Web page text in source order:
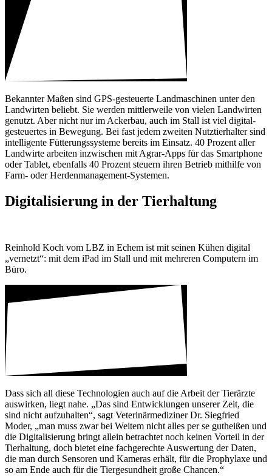
Bekannter Maßen sind GPS-gesteu­erte Land­ma­schinen unter den
Land­wirten beliebt. Sie werden mitt­ler­weile von vielen Land­wirten
genutzt. Aber nicht nur im Ackerbau, auch im Stall ist viel digital-
gesteu­ertes in Bewe­gung. Bei fast jedem zweiten Nutz­tier­halter sind
intel­li­gente Fütte­rungs­sys­teme bereits im Einsatz. 40 Prozent aller
Land­wirte arbeiten inzwi­schen mit Agrar-Apps für das Smart­phone
oder Tablet, eben­falls 40 Prozent steuern ihren Betrieb mithilfe von
Farm- oder Herden­ma­nage­ment-Systemen.
Digi­ta­li­sie­rung in der Tier­hal­tung
Rein­hold Koch vom LBZ in Echem ist mit seinen Kühen digital
„vernetzt“: mit dem iPad im Stall und mit mehreren Compu­tern im
Büro.
Dass sich all diese Tech­no­lo­gien auch auf die Arbeit der Tier­ärzte
auswirken, liegt nahe. „Das sind Entwick­lungen unserer Zeit, die
sind nicht aufzu­halten“, sagt Vete­ri­när­me­di­ziner Dr. Sieg­fried
Moder, „man muss zwar bei Weitem nicht alles per se gutheißen und
die Digi­ta­li­sie­rung bringt allein betrachtet noch keinen Vorteil in der
Tier­hal­tung, doch bietet eine fach­ge­rechte Auswer­tung der Daten,
die man durch Sensoren und Kameras erhält, für die Prophy­laxe und
so am Ende auch für die Tier­ge­sund­heit große Chancen.“